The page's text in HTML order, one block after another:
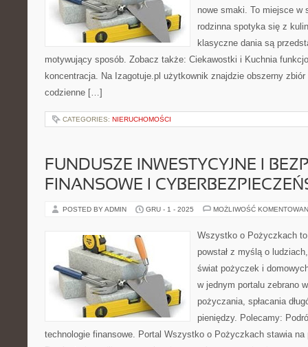
nowe smaki. To miejsce w
rodzinna spotyka się z
klasyczne dania są
motywujący sposób. Zobacz także: Ciekawostki i Kuchnia
koncentracja. Na Izagotuje.pl użytkownik znajdzie obszerny
codzienne […]
CATEGORIES: NIERUCHOMOŚCI
FUNDUSZE INWESTYCYJNE I
FINANSOWE I
POSTED BY ADMIN GRU - 1 - 2025 MOŻLIWOŚĆ
Wszystko o Pożyczkach
powstał z myślą o
świat pożyczek i
w jednym portalu zebrano
pożyczania, spłacania
pieniędzy. Polecamy:
technologie finansowe. Portal Wszystko o Pożyczkach stawia